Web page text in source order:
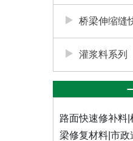
桥梁伸缩缝
灌浆料系列
路面快速修补料
梁修复材料|市